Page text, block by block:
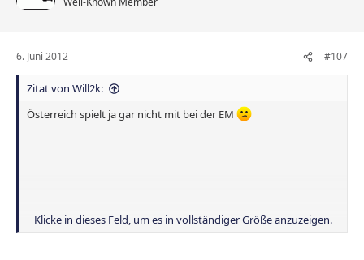
6. Juni 2012 #107
Zitat von Will2k:
Österreich spielt ja gar nicht mit bei der EM
Klicke in dieses Feld, um es in vollständiger Größe anzuzeigen.